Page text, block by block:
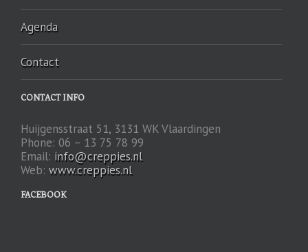
Agenda
Contact
CONTACT INFO
Huijgensstraat 51, 3131 WK Vlaardingen
Phone: 06 – 13 75 78 99
Email: info@creppies.nl
Web: www.creppies.nl
FACEBOOK